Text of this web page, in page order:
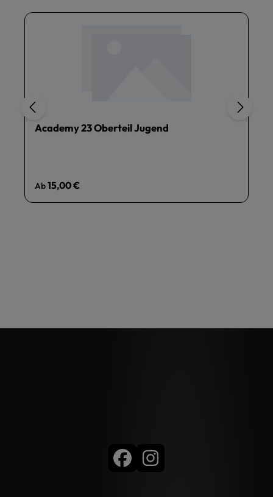
Academy 23 Oberteil Jugend
Regulärer Preis:
Ab15,00 €